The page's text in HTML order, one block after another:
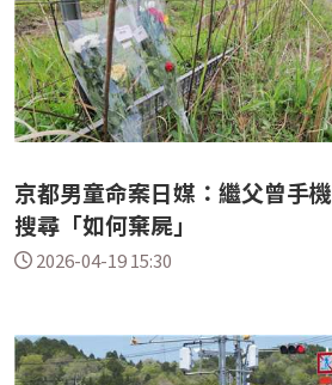
京都男童命案日媒：繼父曾手機
搜尋「如何棄屍」
2026-04-19 15:30